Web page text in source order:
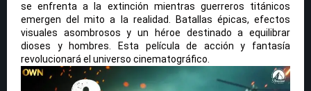
se enfrenta a la extinción mientras guerreros titánicos
emergen del mito a la realidad. Batallas épicas, efectos
visuales asombrosos y un héroe destinado a equilibrar
dioses y hombres. Esta película de acción y fantasía
revolucionará el universo cinematográfico.